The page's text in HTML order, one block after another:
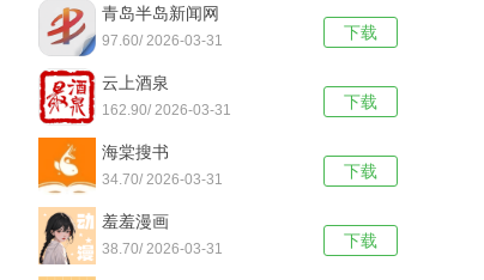
下载
青岛半岛新闻网
97.60/ 2026-03-31
下载
云上酒泉
162.90/ 2026-03-31
下载
海棠搜书
34.70/ 2026-03-31
下载
羞羞漫画
38.70/ 2026-03-31